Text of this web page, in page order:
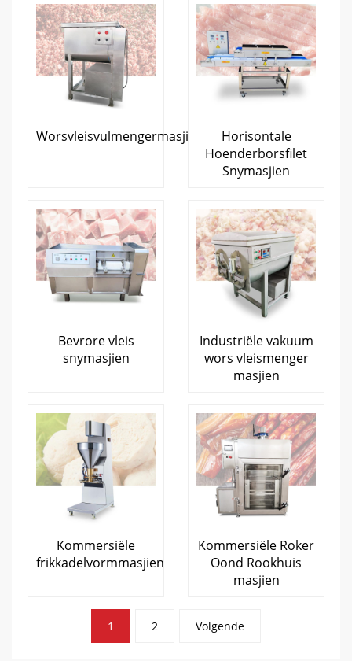
Worsvleisvulmengermasjien
Horisontale
Hoenderborsfilet
Snymasjien
Bevrore vleis
snymasjien
Industriële vakuum
wors vleismenger
masjien
Kommersiële
frikkadelvormmasjien
Kommersiële Roker
Oond Rookhuis
masjien
Plasingspaginering
1 2 Volgende